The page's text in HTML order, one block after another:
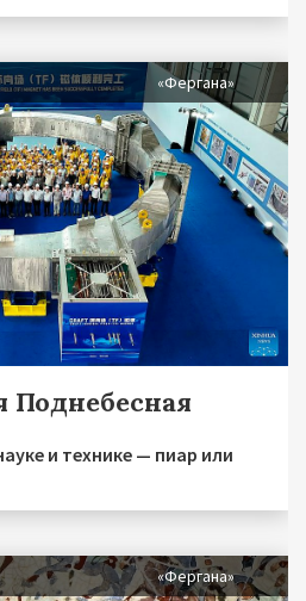
«Фергана»
Поднебесная
и технике — пиар или
«Фергана»